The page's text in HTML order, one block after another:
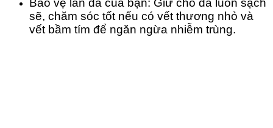
Bảo vệ làn da của bạn: Giữ cho da luôn sạch
sẽ, chăm sóc tốt nếu có vết thương nhỏ và
vết bầm tím để ngăn ngừa nhiễm trùng.